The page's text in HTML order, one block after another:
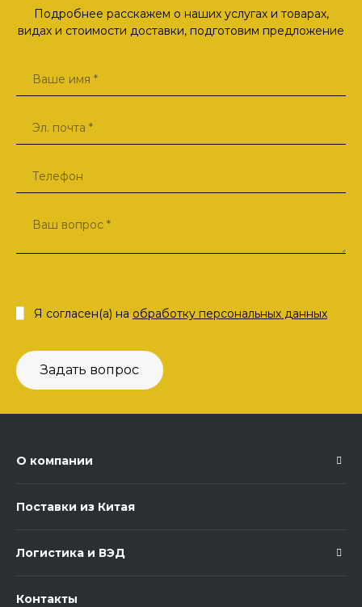
Подробнее расскажем о наших услугах и товарах,
видах и стоимости доставки, подготовим предложение
Задать вопрос
Я согласен(а) на обработку персональных данных
О компании
Поставки из Китая
Логистика и ВЭД
Контакты